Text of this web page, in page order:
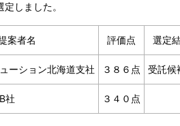
しました。
案者名 評価点 選定
ーション北海道支社 ３８６点 受託候
B社 ３４０点